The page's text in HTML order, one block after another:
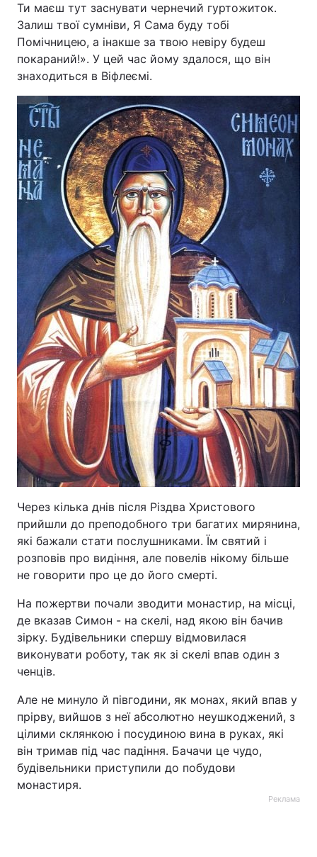
Ти маєш тут заснувати чернечий гуртожиток.
Залиш твої сумніви, Я Сама буду тобі
Помічницею, а інакше за твою невіру будеш
покараний!». У цей час йому здалося, що він
знаходиться в Віфлеємі.
Через кілька днів після Різдва Христового
прийшли до преподобного три багатих мирянина,
які бажали стати послушниками. Їм святий і
розповів про видіння, але повелів нікому більше
не говорити про це до його смерті.
На пожертви почали зводити монастир, на місці,
де вказав Симон - на скелі, над якою він бачив
зірку. Будівельники спершу відмовилася
виконувати роботу, так як зі скелі впав один з
ченців.
Але не минуло й півгодини, як монах, який впав у
прірву, вийшов з неї абсолютно неушкоджений, з
цілими склянкою і посудиною вина в руках, які
він тримав під час падіння. Бачачи це чудо,
будівельники приступили до побудови
монастиря.
Реклама